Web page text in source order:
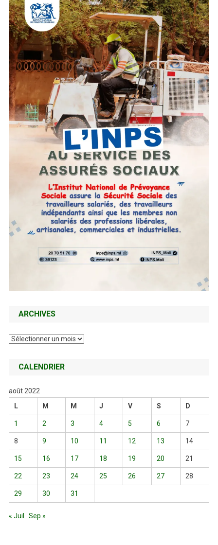
ARCHIVES
Archives
CALENDRIER
août 2022
L
M M J V S D
1 2 3 4 5 6 7
8 9 10 11 12 13 14
15 16 17 18 19 20 21
22 23 24 25 26 27 28
29 30 31
« Juil Sep »